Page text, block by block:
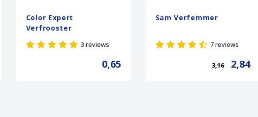
Color Expert
Verfrooster
3 reviews
0,65
Sam Verfemmer
7 reviews
3,16 2,84